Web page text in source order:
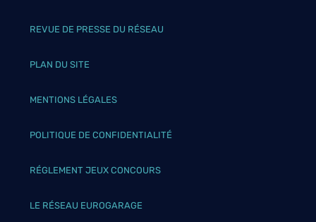
REVUE DE PRESSE DU RÉSEAU
PLAN DU SITE
MENTIONS LÉGALES
POLITIQUE DE CONFIDENTIALITÉ
RÉGLEMENT JEUX CONCOURS
LE RÉSEAU EUROGARAGE